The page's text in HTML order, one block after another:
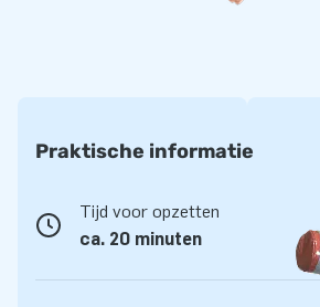
Praktische informatie
Tijd voor opzetten
ca. 20 minuten